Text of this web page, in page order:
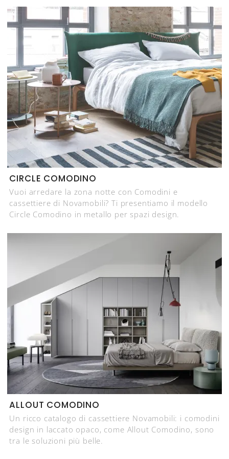
CIRCLE COMODINO
Vuoi arredare la zona notte con Comodini e
cassettiere di Novamobili? Ti presentiamo il modello
Circle Comodino in metallo per spazi design.
ALLOUT COMODINO
Un ricco catalogo di cassettiere Novamobili: i comodini
design in laccato opaco, come Allout Comodino, sono
tra le soluzioni più belle.